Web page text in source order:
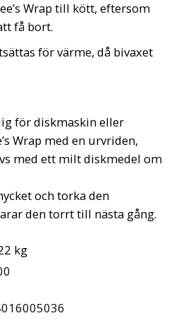
Wrap till kött, eftersom
få bort.
för värme, då bivaxet
för diskmaskin eller
Wrap med en urvriden,
med ett milt diskmedel om
och torka den
den torrt till nästa gång.
kg